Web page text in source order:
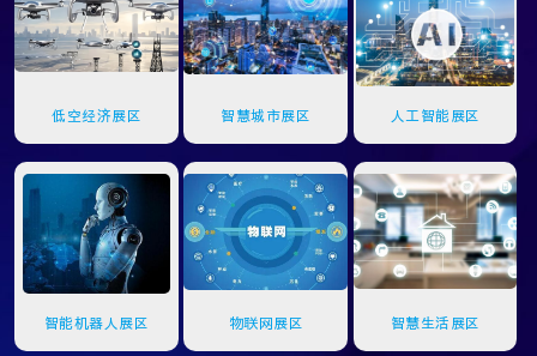
低空经济展区 智慧城市展区 人工智能展区
智能机器人展区 物联网展区 智慧生活展区